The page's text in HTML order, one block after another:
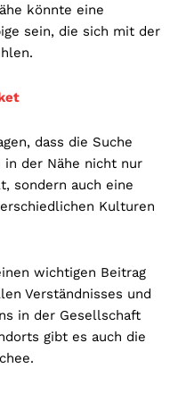
könnte eine
sein, die sich mit der
dass die Suche
in der Nähe nicht nur
sondern auch eine
Kulturen
wichtigen Beitrag
Verständnisses und
in der Gesellschaft
gibt es auch die